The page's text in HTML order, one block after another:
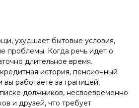
ухудшает бытовые условия,
проблемы. Когда речь идет о
длительное время.
история, пенсионный
работаете за границей,
должников, несвоевременно
и друзей, что требует